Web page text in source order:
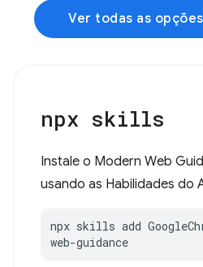
Ver todas as
npx skills
Instale o Modern Web
usando as Habilidades do
npx skills add
web-guidance